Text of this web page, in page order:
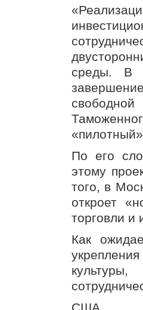
среды. В
По его
этому
того, в
откроет
торговли и
Как